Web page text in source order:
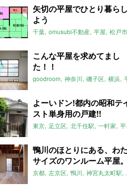
矢切の平屋でひとり暮ら
よう
千葉 omusubi不動産 平屋 松戸市
こんな平屋を求めてまし
た！！
goodroom 神奈川 磯子区 横浜
よーいドン!都内の昭和テ
スト単身用の戸建!!
東京 足立区 北千住駅 一軒家 平屋
鴨川のほとりにある、わ
サイズのワンルーム平屋。
京都 左京区 鴨川 神宮丸太町駅